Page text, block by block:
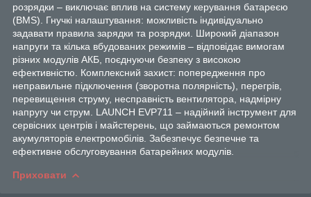
розрядки – виключає вплив на систему керування батареєю
(BMS). Гнучкі налаштування: можливість індивідуально
задавати правила зарядки та розрядки. Широкий діапазон
напруги та кілька вбудованих режимів – відповідає вимогам
різних модулів АКБ, поєднуючи безпеку з високою
ефективністю. Комплексний захист: попередження про
неправильне підключення (зворотна полярність), перегрів,
перевищення струму, несправність вентилятора, надмірну
напругу чи струм. LAUNCH EVP711 – надійний інструмент для
сервісних центрів і майстерень, що займаються ремонтом
акумуляторів електромобілів. Забезпечує безпечне та
ефективне обслуговування батарейних модулів.
Приховати